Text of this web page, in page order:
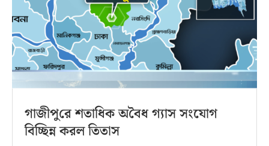
গাজীপু‌রে শতাধিক অ‌বৈধ গ্যাস সং‌যোগ
বি‌চ্ছি‌ন্ন করল তিতা‌স